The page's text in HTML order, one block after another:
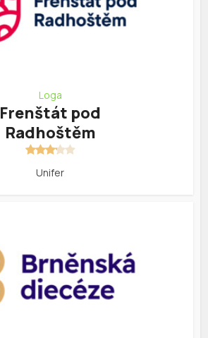
Loga
Frenštát pod
Radhoštěm
Unifer